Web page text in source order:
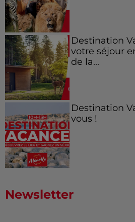
Destination
votre séjour
de la...
Destination
vous !
Newsletter